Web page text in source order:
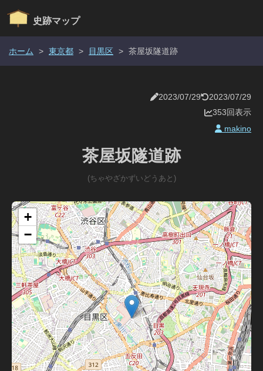
史跡マップ
ホーム > 東京都 > 目黒区 > 茶屋坂隧道跡
2023/07/29
2023/07/29
353回表示
makino
茶屋坂隧道跡
(ちゃやざかずいどうあと)
+
−